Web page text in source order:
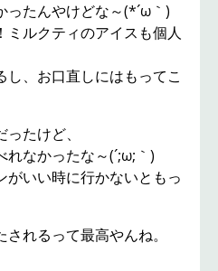
ったんやけどな～(*´ω｀)
ミルクティのアイスも個人
し、お口直しにはもってこ
たけど、
なかったな～(´;ω;｀)
がいい時に行かないともっ
れるって最高やんね。